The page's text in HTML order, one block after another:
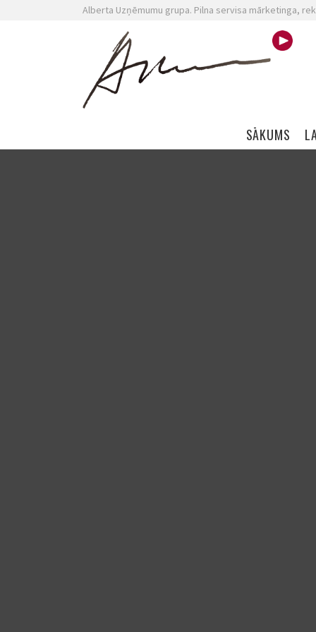
Alberta Uzņēmumu grupa. Pilna servisa mārketinga,
Skip navigation
SĀKUMS